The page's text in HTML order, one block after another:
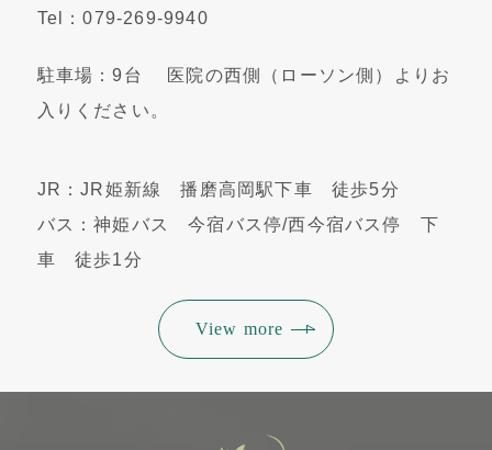
Tel：079-269-9940
駐車場：9台 医院の西側（ローソン側）よりお
入りください。
JR：JR姫新線 播磨高岡駅下車 徒歩5分
バス：神姫バス 今宿バス停/西今宿バス停 下
車 徒歩1分
View more